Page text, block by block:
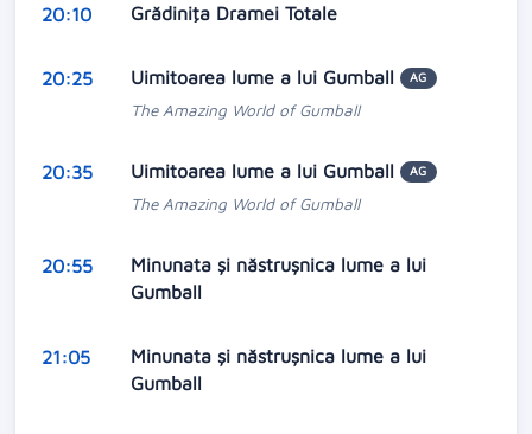
20:10 Grădiniţa Dramei Totale
20:25 Uimitoarea lume a lui Gumball AG
The Amazing World of Gumball
20:35 Uimitoarea lume a lui Gumball AG
The Amazing World of Gumball
20:55
Minunata și năstrușnica lume a lui
Gumball
21:05
Minunata și năstrușnica lume a lui
Gumball